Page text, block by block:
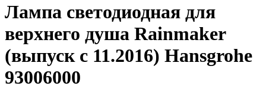
Лампа светодиодная для
верхнего душа Rainmaker
(выпуск с 11.2016) Hansgrohe
93006000